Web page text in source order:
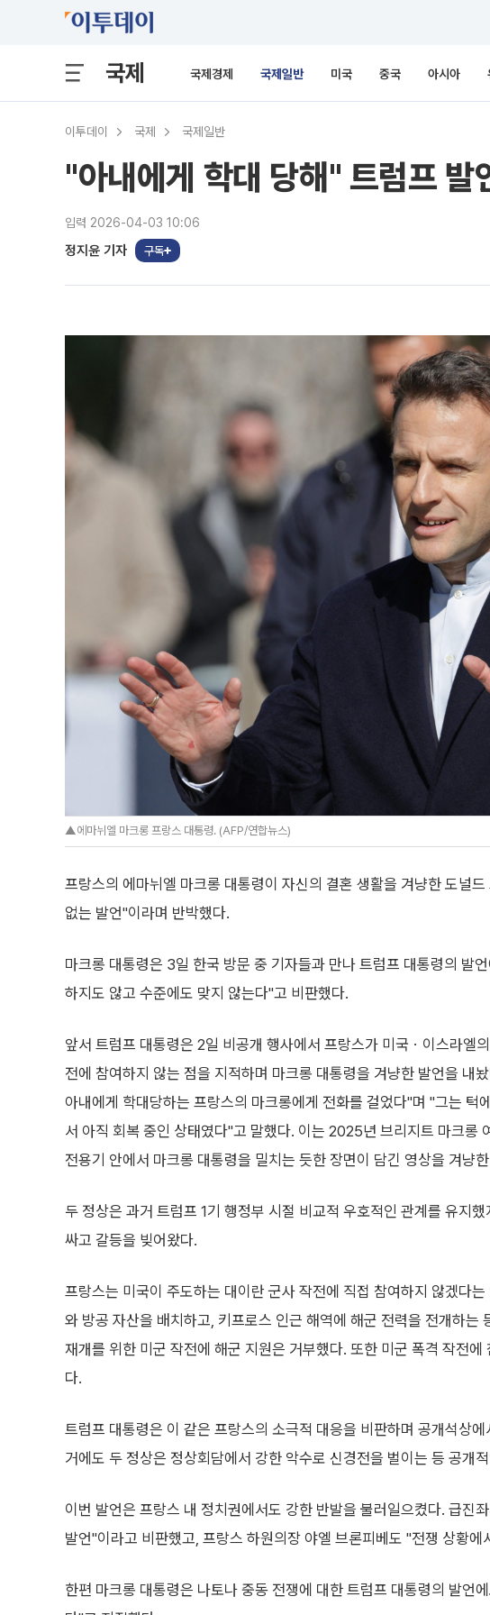
국제 국제경제 국제일반 미국 중국 아시아
이투데이 국제 국제일반
"아내에게 학대 당해" 트럼프
입력 2026-04-03 10:06
정지윤 기자 구독
▲에마뉘엘 마크롱 프랑스 대통령. (AFP/연합뉴스)
프랑스의 에마뉘엘 마크롱 대통령이 자신의 결혼 생활을 겨냥한 도널
없는 발언"이라며 반박했다.
마크롱 대통령은 3일 한국 방문 중 기자들과 만나 트럼프 대통령의 발
하지도 않고 수준에도 맞지 않는다"고 비판했다.
앞서 트럼프 대통령은 2일 비공개 행사에서 프랑스가 미국ㆍ이스라엘
전에 참여하지 않는 점을 지적하며 마크롱 대통령을 겨냥한 발언을 내
아내에게 학대당하는 프랑스의 마크롱에게 전화를 걸었다"며 "그는 턱
서 아직 회복 중인 상태였다"고 말했다. 이는 2025년 브리지트 마크롱
전용기 안에서 마크롱 대통령을 밀치는 듯한 장면이 담긴 영상을 겨냥
두 정상은 과거 트럼프 1기 행정부 시절 비교적 우호적인 관계를 유지
싸고 갈등을 빚어왔다.
프랑스는 미국이 주도하는 대이란 군사 작전에 직접 참여하지 않겠다
와 방공 자산을 배치하고, 키프로스 인근 해역에 해군 전력을 전개하는
재개를 위한 미군 작전에 해군 지원은 거부했다. 또한 미군 폭격 작전
다.
트럼프 대통령은 이 같은 프랑스의 소극적 대응을 비판하며 공개석상
거에도 두 정상은 정상회담에서 강한 악수로 신경전을 벌이는 등 공개
이번 발언은 프랑스 내 정치권에서도 강한 반발을 불러일으켰다. 급진
발언"이라고 비판했고, 프랑스 하원의장 야엘 브론피베도 "전쟁 상황
한편 마크롱 대통령은 나토나 중동 전쟁에 대한 트럼프 대통령의 발언